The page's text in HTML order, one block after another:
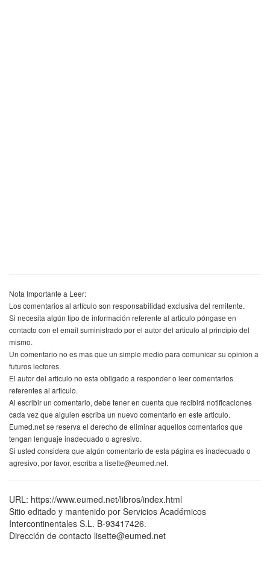
Nota Importante a Leer:
Los comentarios al artículo son responsabilidad exclusiva del remitente.
Si necesita algún tipo de información referente al articulo póngase en
contacto con el email suministrado por el autor del articulo al principio del
mismo.
Un comentario no es mas que un simple medio para comunicar su opinion a
futuros lectores.
El autor del articulo no esta obligado a responder o leer comentarios
referentes al articulo.
Al escribir un comentario, debe tener en cuenta que recibirá notificaciones
cada vez que alguien escriba un nuevo comentario en este articulo.
Eumed.net se reserva el derecho de eliminar aquellos comentarios que
tengan lenguaje inadecuado o agresivo.
Si usted considera que algún comentario de esta página es inadecuado o
agresivo, por favor, escriba a lisette@eumed.net.
URL: https://www.eumed.net/libros/index.html
Sitio editado y mantenido por Servicios Académicos
Intercontinentales S.L. B-93417426.
Dirección de contacto lisette@eumed.net